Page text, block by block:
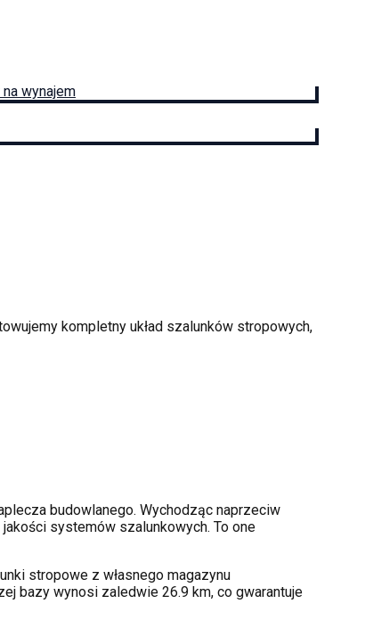
wynajem
kompletny układ szalunków stropowych,
budowlanego. Wychodząc naprzeciw
systemów szalunkowych. To one
stropowe z własnego magazynu
bazy wynosi zaledwie 26.9 km, co gwarantuje